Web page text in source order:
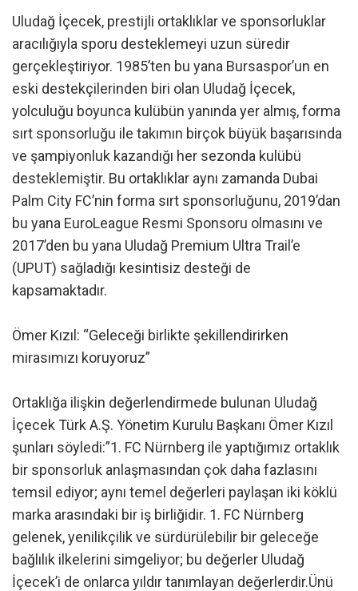
Uludağ İçecek, prestijli ortaklıklar ve sponsorluklar
aracılığıyla sporu desteklemeyi uzun süredir
gerçekleştiriyor. 1985’ten bu yana Bursaspor’un en
eski destekçilerinden biri olan Uludağ İçecek,
yolculuğu boyunca kulübün yanında yer almış, forma
sırt sponsorluğu ile takımın birçok büyük başarısında
ve şampiyonluk kazandığı her sezonda kulübü
desteklemiştir. Bu ortaklıklar aynı zamanda Dubai
Palm City FC’nin forma sırt sponsorluğunu, 2019’dan
bu yana EuroLeague Resmi Sponsoru olmasını ve
2017’den bu yana Uludağ Premium Ultra Trail’e
(UPUT) sağladığı kesintisiz desteği de
kapsamaktadır.
Ömer Kızıl: “Geleceği birlikte şekillendirirken
mirasımızı koruyoruz”
Ortaklığa ilişkin değerlendirmede bulunan Uludağ
İçecek Türk A.Ş. Yönetim Kurulu Başkanı Ömer Kızıl
şunları söyledi:”1. FC Nürnberg ile yaptığımız ortaklık
bir sponsorluk anlaşmasından çok daha fazlasını
temsil ediyor; aynı temel değerleri paylaşan iki köklü
marka arasındaki bir iş birliğidir. 1. FC Nürnberg
gelenek, yenilikçilik ve sürdürülebilir bir geleceğe
bağlılık ilkelerini simgeliyor; bu değerler Uludağ
İçecek’i de onlarca yıldır tanımlayan değerlerdir.Ünü